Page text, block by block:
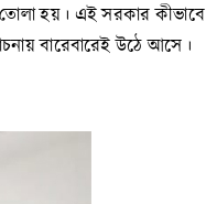
তোলা হয়। এই সরকার কীভাবে
বারেবারেই উঠে আসে।